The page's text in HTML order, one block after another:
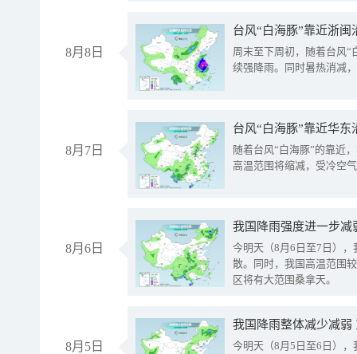
8月8日
台风“白海豚”靠近浙
周末至下周初，随着台风“
续强降雨。同时暑热消减
8月7日
台风“白海豚”靠近华
随着台风“白海豚”的靠近
高温范围将缩减，受冷空
8月6日
今明天（8月6日至7日）
散。同时，我国高温范围
区将有大范围桑拿天。
8月5日
我国降雨整体减少减弱
今明天（8月5日至6日）